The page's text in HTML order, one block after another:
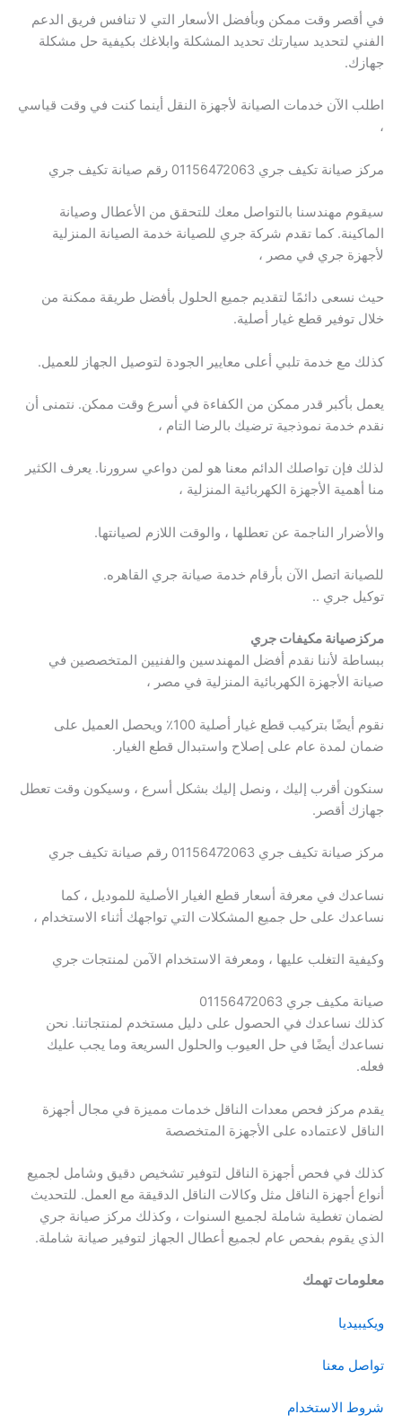
في أقصر وقت ممكن وبأفضل الأسعار التي لا تنافس فريق الدعم
الفني لتحديد سيارتك تحديد المشكلة وابلاغك بكيفية حل مشكلة
جهازك.
اطلب الآن خدمات الصيانة لأجهزة النقل أينما كنت في وقت قياسي
،
مركز صيانة تكيف جري 01156472063 رقم صيانة تكيف جري
سيقوم مهندسنا بالتواصل معك للتحقق من الأعطال وصيانة
الماكينة. كما تقدم شركة جري للصيانة خدمة الصيانة المنزلية
لأجهزة جري في مصر ،
حيث نسعى دائمًا لتقديم جميع الحلول بأفضل طريقة ممكنة من
خلال توفير قطع غيار أصلية.
كذلك مع خدمة تلبي أعلى معايير الجودة لتوصيل الجهاز للعميل.
يعمل بأكبر قدر ممكن من الكفاءة في أسرع وقت ممكن. نتمنى أن
نقدم خدمة نموذجية ترضيك بالرضا التام ،
لذلك فإن تواصلك الدائم معنا هو لمن دواعي سرورنا. يعرف الكثير
منا أهمية الأجهزة الكهربائية المنزلية ،
والأضرار الناجمة عن تعطلها ، والوقت اللازم لصيانتها.
للصيانة اتصل الآن بأرقام خدمة صيانة جري القاهره.
توكيل جري ..
مركزصيانة مكيفات جري
ببساطة لأننا نقدم أفضل المهندسين والفنيين المتخصصين في
صيانة الأجهزة الكهربائية المنزلية في مصر ،
نقوم أيضًا بتركيب قطع غيار أصلية 100٪ ويحصل العميل على
ضمان لمدة عام على إصلاح واستبدال قطع الغيار.
سنكون أقرب إليك ، ونصل إليك بشكل أسرع ، وسيكون وقت تعطل
جهازك أقصر.
مركز صيانة تكيف جري 01156472063 رقم صيانة تكيف جري
نساعدك في معرفة أسعار قطع الغيار الأصلية للموديل ، كما
نساعدك على حل جميع المشكلات التي تواجهك أثناء الاستخدام ،
وكيفية التغلب عليها ، ومعرفة الاستخدام الآمن لمنتجات جري
صيانة مكيف جري 01156472063
كذلك نساعدك في الحصول على دليل مستخدم لمنتجاتنا. نحن
نساعدك أيضًا في حل العيوب والحلول السريعة وما يجب عليك
فعله.
يقدم مركز فحص معدات الناقل خدمات مميزة في مجال أجهزة
الناقل لاعتماده على الأجهزة المتخصصة
كذلك في فحص أجهزة الناقل لتوفير تشخيص دقيق وشامل لجميع
أنواع أجهزة الناقل مثل وكالات الناقل الدقيقة مع العمل. للتحديث
لضمان تغطية شاملة لجميع السنوات ، وكذلك مركز صيانة جري
الذي يقوم بفحص عام لجميع أعطال الجهاز لتوفير صيانة شاملة.
معلومات تهمك
ويكيبيديا
تواصل معنا
شروط الاستخدام